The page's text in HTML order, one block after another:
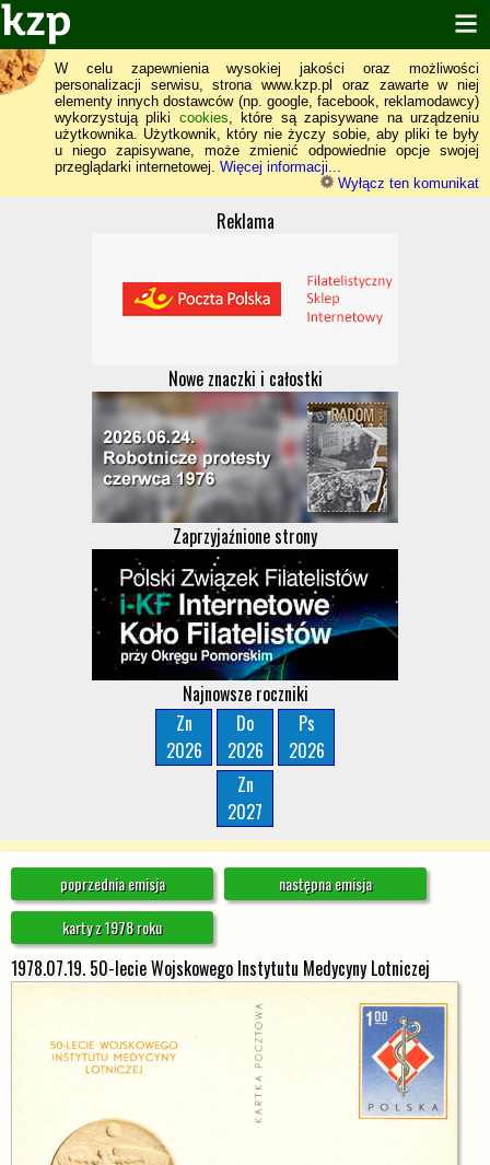
W celu zapewnienia wysokiej jakości oraz możliwości
personalizacji serwisu, strona www.kzp.pl oraz zawarte w niej
elementy innych dostawców (np. google, facebook, reklamodawcy)
wykorzystują pliki cookies, które są zapisywane na urządzeniu
użytkownika. Użytkownik, który nie życzy sobie, aby pliki te były
u niego zapisywane, może zmienić odpowiednie opcje swojej
przeglądarki internetowej. Więcej informacji...
Wyłącz ten komunikat
Reklama
Nowe znaczki i całostki
Zaprzyjaźnione strony
Najnowsze roczniki
Zn
2026
Do
2026
Ps
2026
Zn
2027
poprzednia emisja
następna emisja
karty z 1978 roku
1978.07.19. 50-lecie Wojskowego Instytutu Medycyny Lotniczej